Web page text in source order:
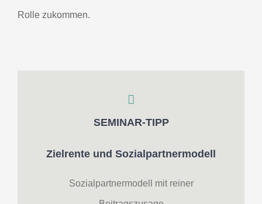
Rolle zukommen.
SEMINAR-TIPP
Zielrente und Sozialpartnermodell
Sozialpartnermodell mit reiner